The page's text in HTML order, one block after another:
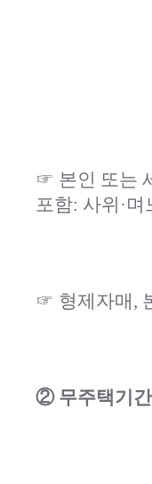
☞ 본인 또는
포함: 사위·
☞ 형제자매,
② 무주택기간